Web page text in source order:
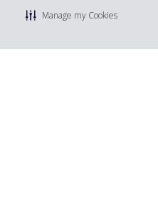
Manage my Cookies
Politique de confidentialité
Conditions de location |